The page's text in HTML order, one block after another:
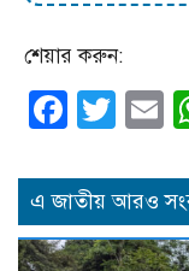
শেয়ার করুন:
এ জাতীয় আরও